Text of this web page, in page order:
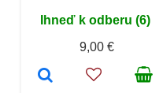
Ihneď k odberu (6)
9,00 €